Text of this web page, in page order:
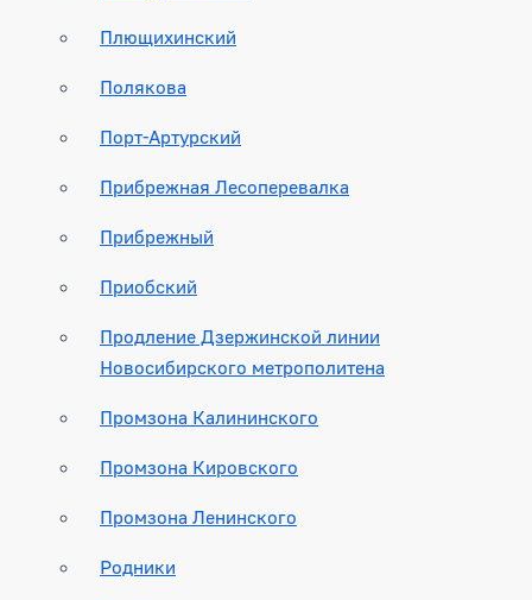
Плющихинский
Полякова
Порт-Артурский
Прибрежная Лесоперевалка
Прибрежный
Приобский
Продление Дзержинской линии
Новосибирского метрополитена
Промзона Калининского
Промзона Кировского
Промзона Ленинского
Родники